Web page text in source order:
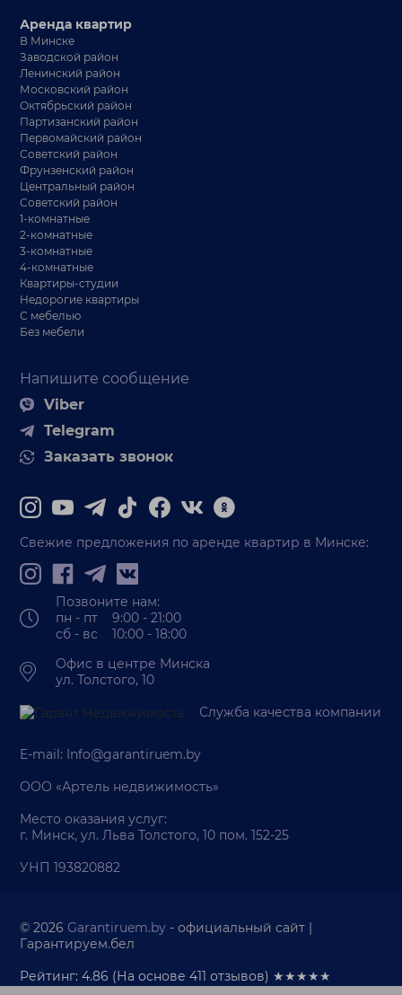
Напишите сообщение
Viber
Telegram
Заказать звонок
Аренда квартир
В Минске
Заводской район
Ленинский район
Московский район
Октябрьский район
Партизанский район
Первомайский район
Советский район
Фрунзенский район
Центральный район
Советский район
1-комнатные
2-комнатные
3-комнатные
4-комнатные
Квартиры-студии
Недорогие квартиры
С мебелью
Без мебели
Свежие предложения по аренде квартир в Минске:
Позвоните нам:
пн - пт 9:00 - 21:00
сб - вс 10:00 - 18:00
Офис в центре Минска
ул. Толстого, 10
Служба качества компании
E-mail: Info@garantiruem.by
ООО «Артель недвижимость»
Место оказания услуг:
г. Минск, ул. Льва Толстого, 10 пом. 152-25
УНП 193820882
© 2026Garantiruem.by - официальный сайт |
Гарантируем.бел
Рейтинг: 4.86 (На основе411 отзывов) ★★★★★